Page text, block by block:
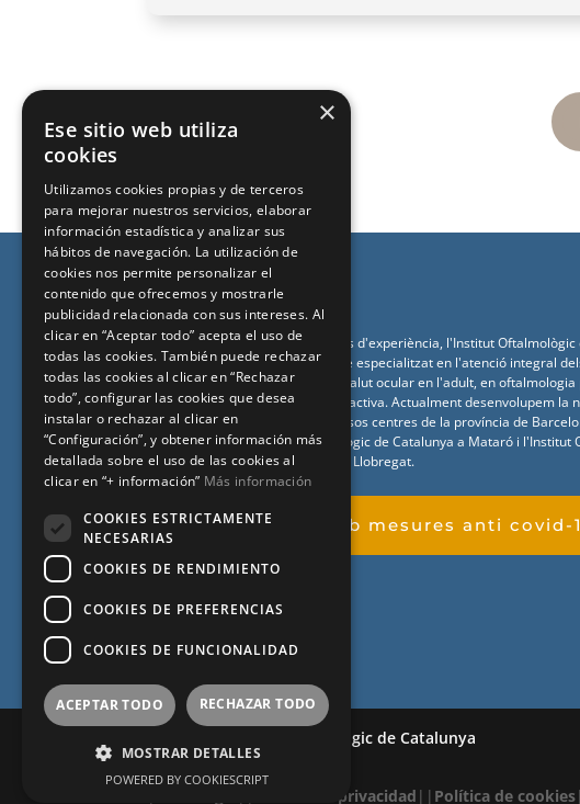
SOBRE IOCAT:
Amb més de
anys d'experiència, l'Institut Oftalmològic
(IOCAT) és un centre especialitzat en l'atenció integral
relacionats amb la salut ocular en l'adult, enoftalmologia
cirurgia ocular i refractiva. Actualment desenvolupem la
professional a
diversoscentres de la província de
hil'Institut Oftalmològic de Catalunya a Mataró i l'Institut
Catalunya al Prat de Llobregat.
Espai amb mesures anti covid-
© 2020 – Institut Oftalmològic de Catalunya
Política de privacidad | | Política de cookies|
×
Ese sitio web utiliza
cookies
Utilizamos cookies propias y de terceros
para mejorar nuestros servicios, elaborar
información estadística y analizar sus
hábitos de navegación. La utilización de
cookies nos permite personalizar el
contenido que ofrecemos y mostrarle
publicidad relacionada con sus intereses. Al
clicar en “Aceptar todo” acepta el uso de
todas las cookies. También puede rechazar
todas las cookies al clicar en “Rechazar
todo”, configurar las cookies que desea
instalar o rechazar al clicar en
“Configuración”, y obtener información más
detallada sobre el uso de las cookies al
clicar en “+ información” Más información
COOKIES ESTRICTAMENTE
NECESARIAS
COOKIES DE RENDIMIENTO
COOKIES DE PREFERENCIAS
COOKIES DE FUNCIONALIDAD
ACEPTAR TODO RECHAZAR TODO
MOSTRAR DETALLES
POWERED BY COOKIESCRIPT